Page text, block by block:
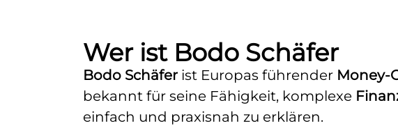
Wer ist Bodo Schäfer
Bodo Schäfer ist Europas führender Money-
bekannt für seine Fähigkeit, komplexe
einfach und praxisnah zu erklären.